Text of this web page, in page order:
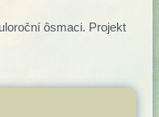
ôsmaci. Projekt